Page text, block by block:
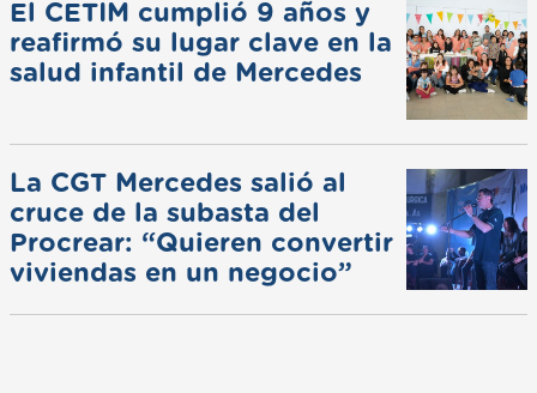
El CETIM cumplió 9 años y
reafirmó su lugar clave en la
salud infantil de Mercedes
La CGT Mercedes salió al
cruce de la subasta del
Procrear: “Quieren convertir
viviendas en un negocio”